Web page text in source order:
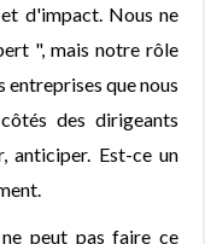
d'impact. Nous ne
", mais notre rôle
entreprises que nous
des dirigeants
anticiper. Est-ce un
peut pas faire ce